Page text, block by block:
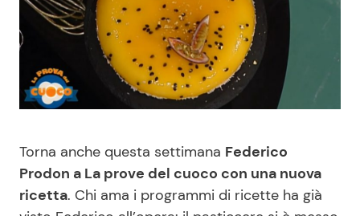
Benessere
Casa
Mondo Mamma
Cucina e Ricette
Consigli di Cucina
Le Ricette in TV
Torna anche questa settimana Federico
Prodon a La prove del cuoco con una nuova
ricetta. Chi ama i programmi di ricette ha già